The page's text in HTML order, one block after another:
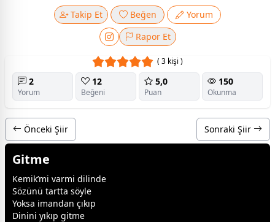
Takip Et Beğen
Yorum
Rapor Et
( 3 kişi )
2
Yorum
12
Beğeni
5,0
Puan
150
Okunma
Önceki Şiir Sonraki Şiir
Gitme
Kemik’mi varmi dilinde
Sözünü tartta söyle
Yoksa imandan çıkıp
Dinini yıkıp gitme